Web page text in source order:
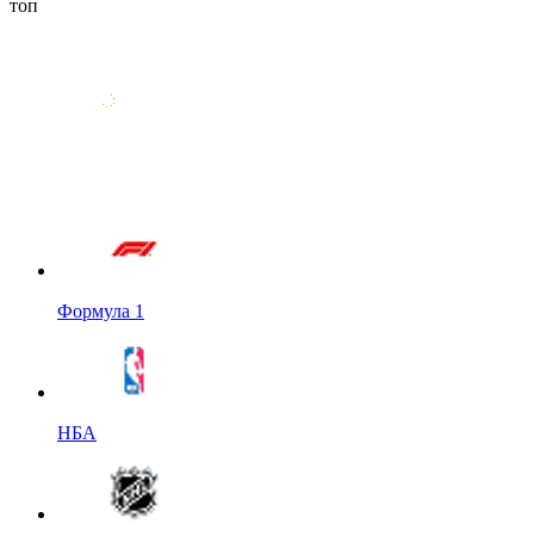
топ
Формула 1
НБА